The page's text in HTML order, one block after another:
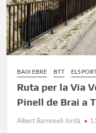
BAIX EBRE BTT ELS
Ruta per la Via
Pinell de Brai a
Albert Barnosell Jordà